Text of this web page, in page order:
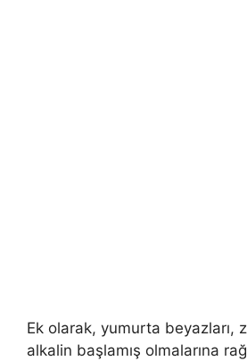
Ek olarak, yumurta beyazları,
alkalin başlamış olmalarına